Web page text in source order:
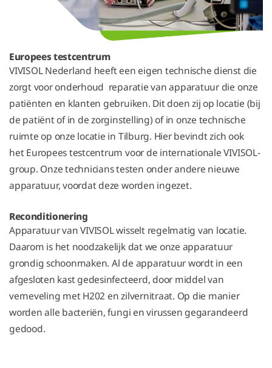
Europees testcentrum
VIVISOL Nederland heeft een eigen technische dienst die
zorgt voor onderhoud reparatie van apparatuur die onze
patiënten en klanten gebruiken. Dit doen zij op locatie (bij
de patiënt of in de zorginstelling) of in onze technische
ruimte op onze locatie in Tilburg. Hier bevindt zich ook
hetEuropees testcentrum voor de internationale VIVISOL-
group. Onze technicians testen onder andere nieuwe
apparatuur, voordat deze worden ingezet.
Reconditionering
Apparatuur van VIVISOL wisselt regelmatig van locatie.
Daarom is het noodzakelijk dat we onze apparatuur
grondig schoonmaken. Al de apparatuur wordt in een
afgesloten kast gedesinfecteerd, door middel van
verneveling met H202 en zilvernitraat. Op die manier
worden alle bacteriën, fungi en virussen gegarandeerd
gedood.